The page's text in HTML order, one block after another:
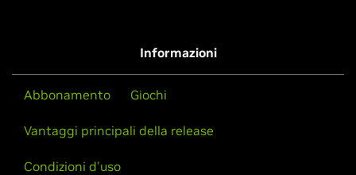
Informazioni
Abbonamento Giochi
Vantaggi principali della release
Condizioni d'uso